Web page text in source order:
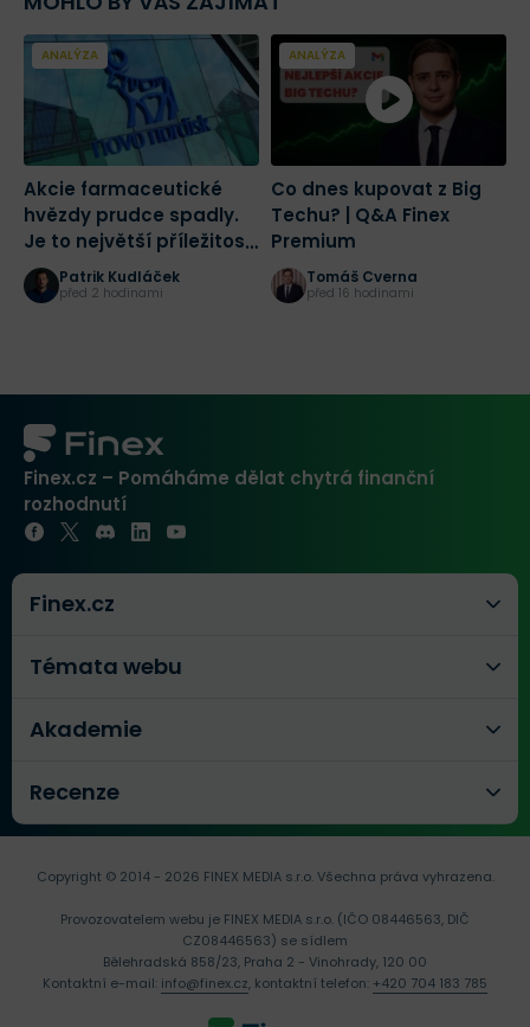
ANALÝZA
Akcie farmaceutické
hvězdy prudce spadly.
Je to největší příležitost
tohoto desetiletí?
Patrik Kudláček
před 2 hodinami
ANALÝZA
Co dnes kupovat z Big
Techu? | Q&A Finex
Premium
Tomáš Cverna
před 16 hodinami
Finex.cz – Pomáháme dělat chytrá finanční
rozhodnutí
Finex.cz
Témata webu
Akademie
Recenze
Copyright © 2014 - 2026 FINEX MEDIA s.r.o.Všechna práva vyhrazena.
Provozovatelem webu je FINEX MEDIA s.r.o. (IČO 08446563, DIČ
CZ08446563) se sídlem
Bělehradská 858/23, Praha 2 - Vinohrady, 120 00
Kontaktní e-mail: info@finex.cz, kontaktní telefon: +420 704 183 785